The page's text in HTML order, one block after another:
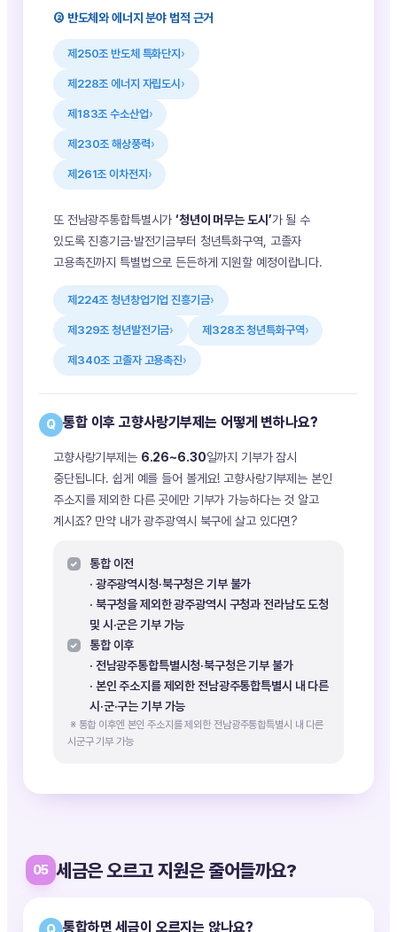
② 반도체와 에너지 분야 법적 근거
제250조 반도체 특화단지
제228조 에너지 자립도시
제183조 수소산업
제230조 해상풍력
제261조 이차전지
또 전남광주통합특별시가‘청년이 머무는 도시’가 될 수
있도록 진흥기금·발전기금부터 청년특화구역, 고졸자
고용촉진까지 특별법으로 든든하게 지원할 예정이랍니다.
제224조 청년창업기업 진흥기금
제329조 청년발전기금 제328조 청년특화구역
제340조 고졸자 고용촉진
Q 통합 이후 고향사랑기부제는 어떻게 변하나요?
고향사랑기부제는 6.26~6.30일까지 기부가 잠시
중단됩니다. 쉽게 예를 들어 볼게요! 고향사랑기부제는 본인
주소지를 제외한 다른 곳에만 기부가 가능하다는 것 알고
계시죠? 만약 내가 광주광역시 북구에 살고 있다면?
통합 이전
· 광주광역시청·북구청은 기부 불가
· 북구청을 제외한 광주광역시 구청과 전라남도 도청
및 시·군은기부 가능
통합 이후
· 전남광주통합특별시청·북구청은 기부 불가
· 본인 주소지를 제외한 전남광주통합특별시 내 다른
시·군·구는기부 가능
※ 통합 이후엔 본인 주소지를 제외한 전남광주통합특별시 내 다른
시군구 기부 가능
05 세금은 오르고 지원은 줄어들까요?